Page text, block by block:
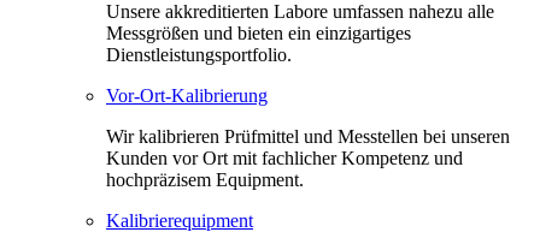
Unsere akkreditierten Labore umfassen nahezu alle
Messgrößen und bieten ein einzigartiges
Dienstleistungsportfolio.
Vor-Ort-Kalibrierung
Wir kalibrieren Prüfmittel und Messtellen bei unseren
Kunden vor Ort mit fachlicher Kompetenz und
hochpräzisem Equipment.
Kalibrierequipment